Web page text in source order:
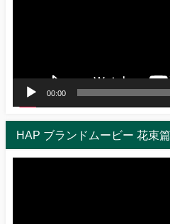
00:00
HAP ブランドムービー 花束篇